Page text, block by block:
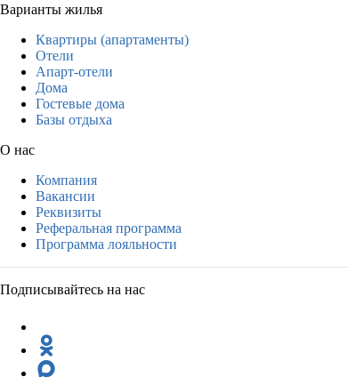
Варианты жилья
Квартиры (апартаменты)
Отели
Апарт-отели
Дома
Гостевые дома
Базы отдыха
О нас
Компания
Вакансии
Реквизиты
Реферальная программа
Программа лояльности
Подписывайтесь на нас